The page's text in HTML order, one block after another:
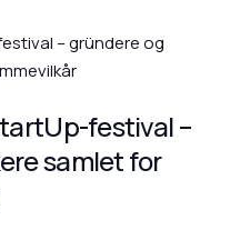
festival –
samlet for